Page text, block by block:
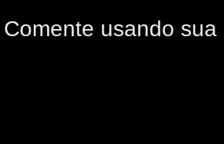
Comente usando